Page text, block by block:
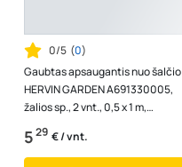
0/5 (0)
Gaubtas apsaugantis nuo šalčio
HERVIN GARDEN A691330005,
žalios sp., 2 vnt., 0,5 x 1 m,
80g/m2, WC0,5X1/80
529 € / vnt.